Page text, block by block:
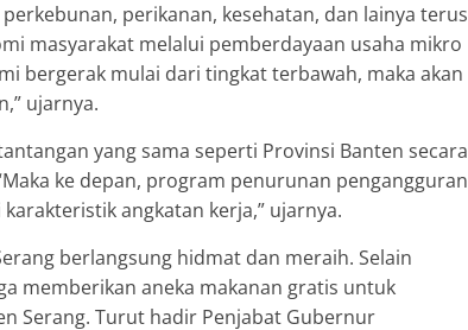
perikanan, kesehatan, dan lainya terus
masyarakat melalui pemberdayaan usaha mikro
bergerak mulai dari tingkat terbawah, maka akan
ujarnya.
yang sama seperti Provinsi Banten secara
ke depan, program penurunan pengangguran
angkatan kerja,” ujarnya.
berlangsung hidmat dan meraih. Selain
memberikan aneka makanan gratis untuk
Serang. Turut hadir Penjabat Gubernur